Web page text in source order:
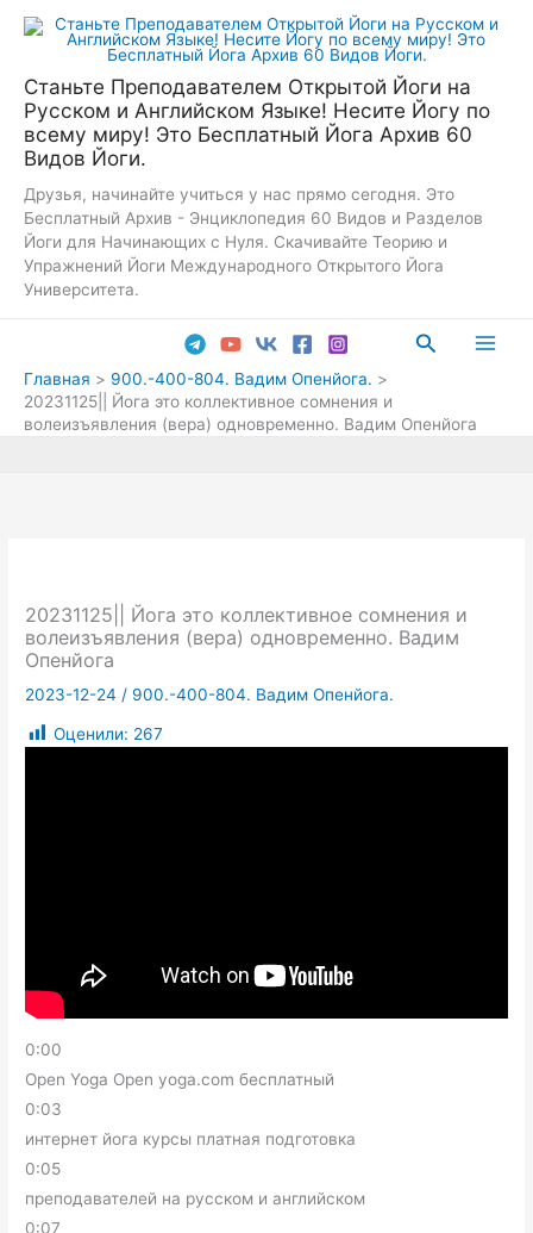
Перейти
Станьте Преподавателем Открытой Йоги на
Русском и Английском Языке! Несите Йогу по
всему миру! Это Бесплатный Йога Архив 60
Видов Йоги.
Друзья, начинайте учиться у нас прямо сегодня. Это
Бесплатный Архив - Энциклопедия 60 Видов и Разделов
Йоги для Начинающих с Нуля. Скачивайте Теорию и
Упражнений Йоги Международного Открытого Йога
Университета.
Поиск
Главная
900.-400-804. Вадим Опенйога.
20231125|| Йога это коллективное сомнения и
волеизъявления (вера) одновременно. Вадим Опенйога
20231125|| Йога это коллективное сомнения и
волеизъявления (вера) одновременно. Вадим
Опенйога
2023-12-24 / 900.-400-804. Вадим Опенйога.
Оценили: 267
0:00
Open Yoga Open yoga.com бесплатный
0:03
интернет йога курсы платная подготовка
0:05
преподавателей на русском и английском
0:07